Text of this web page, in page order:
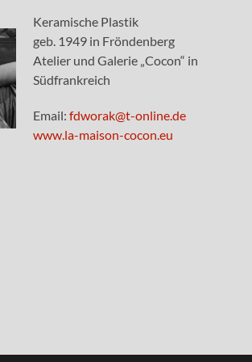
Keramische Plastik
geb. 1949 in Fröndenberg
Atelier und Galerie „Cocon“ in
Südfrankreich
Email: fdworak@t-online.de
www.la-maison-cocon.eu